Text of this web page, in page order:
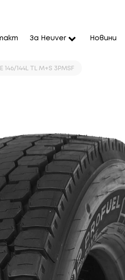
За Heuver Новини
146/144L TL M+S 3PMSF